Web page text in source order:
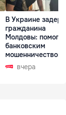
В Украине
гражданина
Молдовы:
банковским
мошенничеством
Чехиивчера